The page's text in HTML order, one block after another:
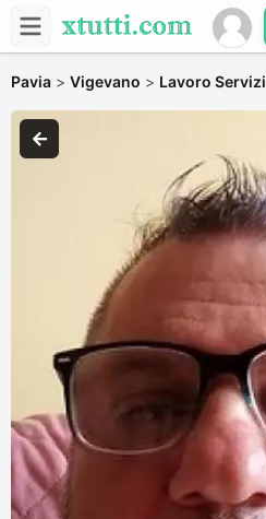
Pavia > Vigevano > Lavoro Servizi